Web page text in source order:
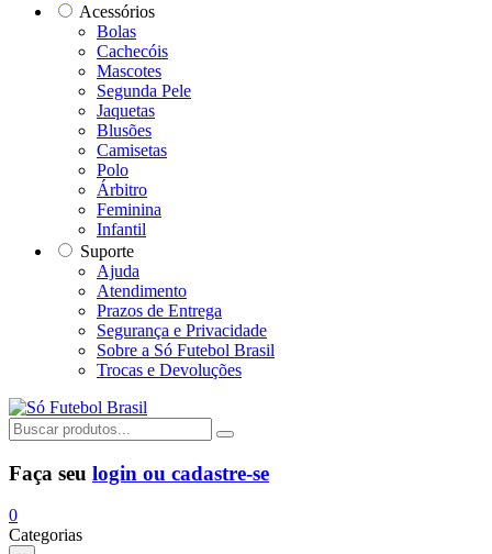
Acessórios
Bolas
Cachecóis
Mascotes
Segunda Pele
Jaquetas
Blusões
Camisetas
Polo
Árbitro
Feminina
Infantil
Suporte
Ajuda
Atendimento
Prazos de Entrega
Segurança e Privacidade
Sobre a Só Futebol Brasil
Trocas e Devoluções
Faça seu login ou cadastre-se
0
Categorias